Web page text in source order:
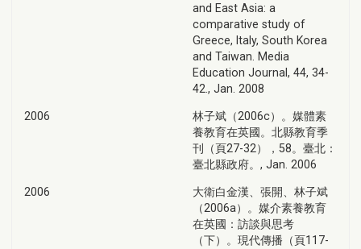
and East Asia: a
comparative study of
Greece, Italy, South Korea
and Taiwan. Media
Education Journal, 44, 34-
42., Jan. 2008
2006
林子斌（2006c）。媒體素
養教育在英國。北縣教育季
刊（頁27-32），58。臺北：
臺北縣政府。, Jan. 2006
2006
大衛白金漢、張開、林子斌
（2006a）。媒介素養教育
在英國：訪談與思考
（下）。現代傳播（頁117-